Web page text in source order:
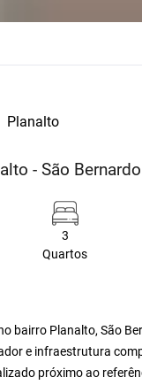
Planalto
- São
3
Quartos
bairro Planalto, São
e infraestrutura
próximo ao